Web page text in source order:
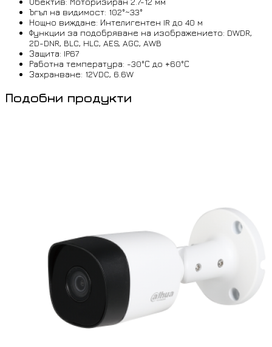
Ъгъл на видимост: 102°~33°
Нощно виждане: Интелигентен IR до 40 м
Функции за подобряване на изображението: DWDR,
2D-DNR, BLC, HLC, AES, AGC, AWB
Защита: IP67
Работна температура: -30°С до +60°С
Захранване: 12VDC, 6.6W
Подобни продукти